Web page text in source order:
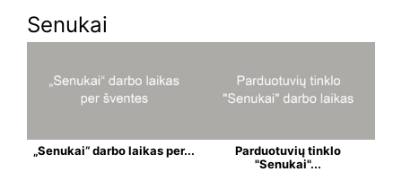
Senukai
„Senukai“ darbo laikas per...
Parduotuvių tinklo
"Senukai"...